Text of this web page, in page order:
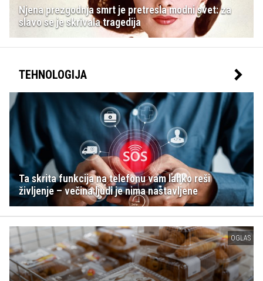
Njena prezgodnja smrt je pretresla modni svet: za
slavo se je skrivala tragedija
TEHNOLOGIJA
Ta skrita funkcija na telefonu vam lahko reši
življenje – večina ljudi je nima nastavljene
OGLAS